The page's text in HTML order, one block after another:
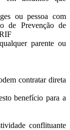
ou pessoa com
de Prevenção de
parente ou
contratar direta
benefício para a
conflituante